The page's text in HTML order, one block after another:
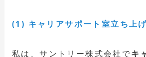
(1) キャリアサポート室立ち上
私は、サントリー株式会社でキ